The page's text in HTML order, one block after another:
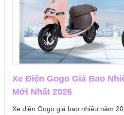
Xe Điện Gogo Giá Bao
Mới Nhất 2026
Xe điện Gogo giá bao nhiêu năm